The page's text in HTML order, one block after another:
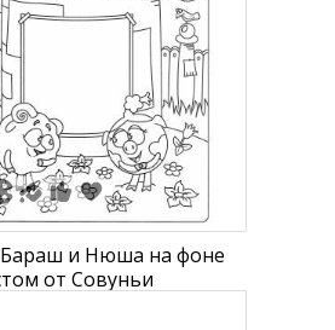
и Нюша на фоне
от Совуньи